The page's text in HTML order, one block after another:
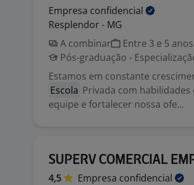
Empresa confidencial
Resplendor - MG
A combinar
Entre 3 e 5 anos
Pós-graduação -
Estamos em constante
Escola Privada com
equipe e fortalecer nossa ofe...
SUPERV COMERCIAL
4,5 Empresa confidencial